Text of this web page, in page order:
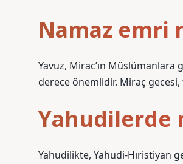
Namaz emri
Yavuz, Mirac’ın
derece önemlidir. Miraç gecesi,
Yahudilerde
Yahudilikte, Yahudi-Hıristiyan